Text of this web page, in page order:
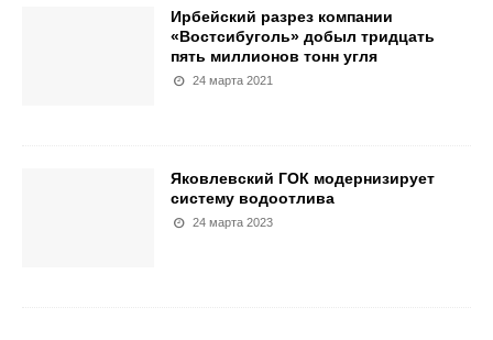
Ирбейский разрез компании
«Востсибуголь» добыл тридцать
пять миллионов тонн угля
24 марта 2021
Яковлевский ГОК модернизирует
систему водоотлива
24 марта 2023